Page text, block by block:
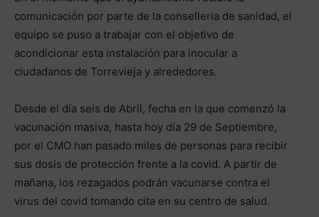
comunicación por parte de la conselleria de sanidad, el
equipo se puso a trabajar con el objetivo de
acondicionar esta instalación para inocular a
ciudadanos de Torrevieja y alrededores.
Desde el día seis de Abril, fecha en la que comenzó la
vacunación masiva, hasta hoy día 29 de Septiembre,
por el CMO han pasado miles de personas para recibir
sus dosis de protección frente a la covid. A partir de
mañana, los rezagados podrán vacunarse contra el
virus del covid tomando cita en su centro de salud.